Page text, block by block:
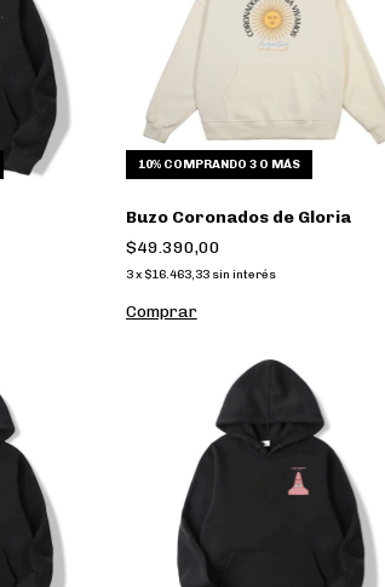
10% COMPRANDO 3 O MÁS
Buzo Coronados de Gloria
$49.390,00
3x $16.463,33 sin interés
Comprar